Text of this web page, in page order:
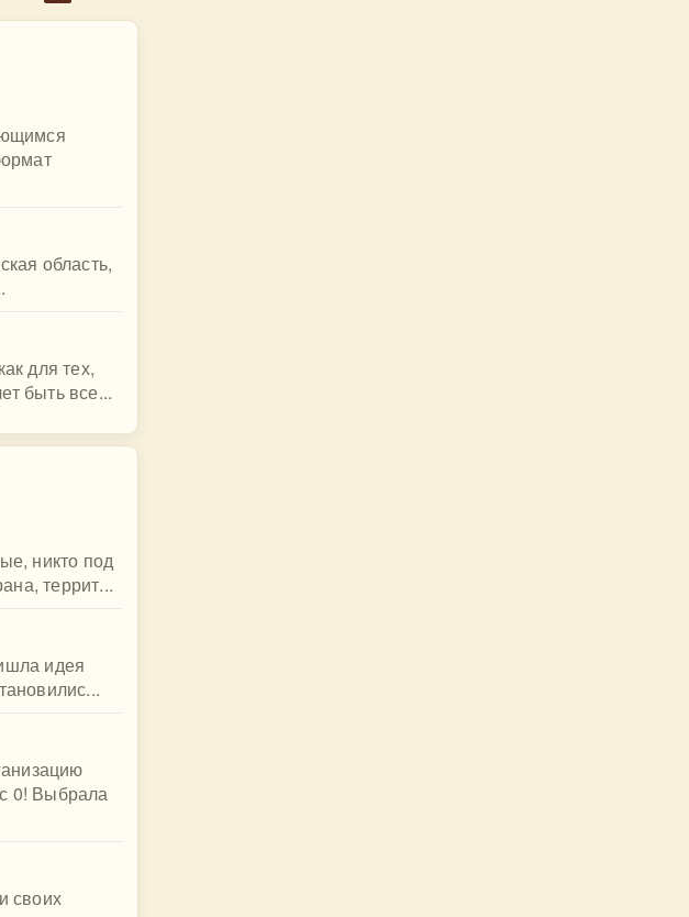
область,
для тех,
быть все...
никто под
террит...
идея
0! Выбрала
своих